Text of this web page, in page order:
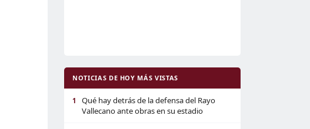
NOTICIAS DE HOY MÁS VISTAS
1
Qué hay detrás de la defensa del Rayo
Vallecano ante obras en su estadio